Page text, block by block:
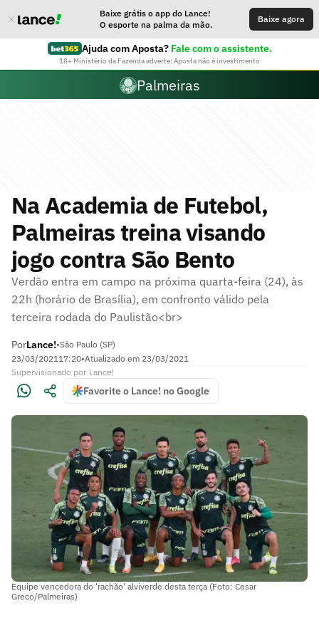
Baixe grátis o app do Lance!
O esporte na palma da mão.
Baixe agora
Ajuda com Aposta? Fale com o assistente.
18+ Ministério da Fazenda adverte: Aposta não é investimento
Palmeiras
Na Academia de Futebol,
Palmeiras treina visando
jogo contra São Bento
Verdão entra em campo na próxima quarta-feira (24), às
22h (horário de Brasília), em confronto válido pela
terceira rodada do Paulistão<br>
PorLance!•São Paulo (SP)
23/03/202117:20•Atualizado em 23/03/2021
Supervisionado por Lance!
Favorite o Lance! no Google
Equipe vencedora do 'rachão' alviverde desta terça (Foto: Cesar
Greco/Palmeiras)